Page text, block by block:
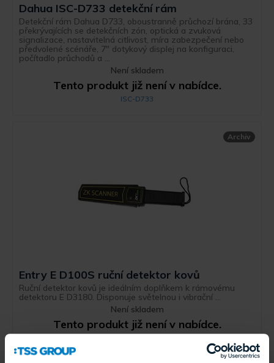
Dahua ISC-D733 detekční rám
Detekční rám Dahua D733, oboustranně průchozí brána, 33
překrývajících se detekčních zón, optická a zvuková
signalizace, nastavitelná citlivost, míra zabezpečení nebo
předvolené scénáře, 7" dotykový displej na konfiguraci,
počítadlo průchodů a ...
Není skladem
Tento produkt již není v nabídce.
ISC-D733
Archiv
Entry E D100S ruční detektor kovů
Ruční detektor kovů je ideálním doplňkem k rámovému
detektoru E D3180. Disponuje světelnou i vibrační ...
Není skladem
Tento produkt již není v nabídce.